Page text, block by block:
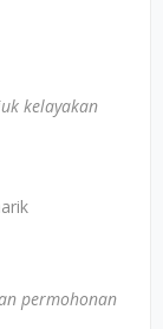
kelayakan
permohonan